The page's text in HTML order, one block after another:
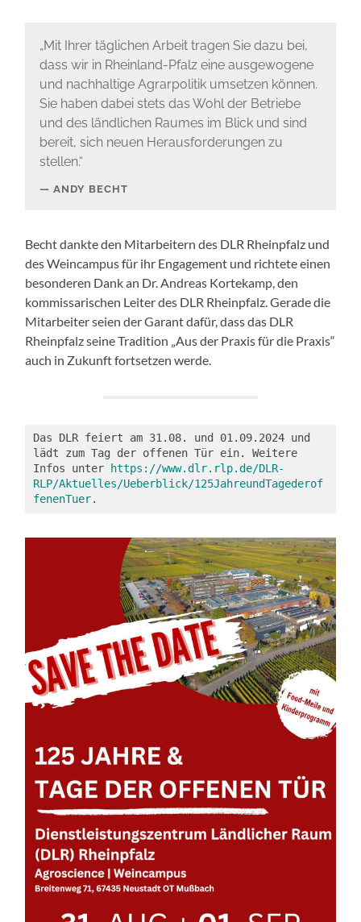
„Mit Ihrer täglichen Arbeit tragen Sie dazu bei,
dass wir in Rheinland-Pfalz eine ausgewogene
und nachhaltige Agrarpolitik umsetzen können.
Sie haben dabei stets das Wohl der Betriebe
und des ländlichen Raumes im Blick und sind
bereit, sich neuen Herausforderungen zu
stellen.“
ANDY BECHT
Becht dankte den Mitarbeitern des DLR Rheinpfalz und
des Weincampus für ihr Engagement und richtete einen
besonderen Dank an Dr. Andreas Kortekamp, den
kommissarischen Leiter des DLR Rheinpfalz. Gerade die
Mitarbeiter seien der Garant dafür, dass das DLR
Rheinpfalz seine Tradition „Aus der Praxis für die Praxis“
auch in Zukunft fortsetzen werde.
Das DLR feiert am 31.08. und 01.09.2024 und
lädt zum Tag der offenen Tür ein. Weitere
Infos unter
https://www.dlr.rlp.de/DLR-
RLP/Aktuelles/Ueberblick/125JahreundTagederof
fenenTuer.